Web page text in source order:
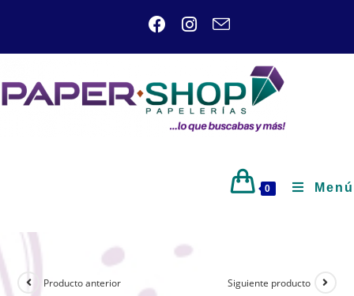
0 Menú
Producto anterior Siguiente producto